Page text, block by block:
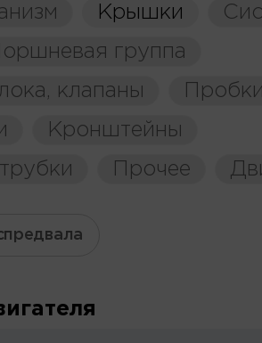
Крышки
группа
клапаны
Кронштейны
Прочее